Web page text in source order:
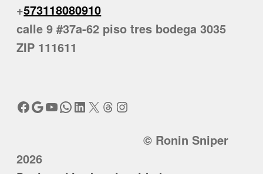
+573118080910
calle 9 #37a-62 piso tres bodega 3035
ZIP 111611
Facebook
Google
YouTube
WhatsApp
LinkedIn
X Threads
Instagram
© Ronin Sniper
2026